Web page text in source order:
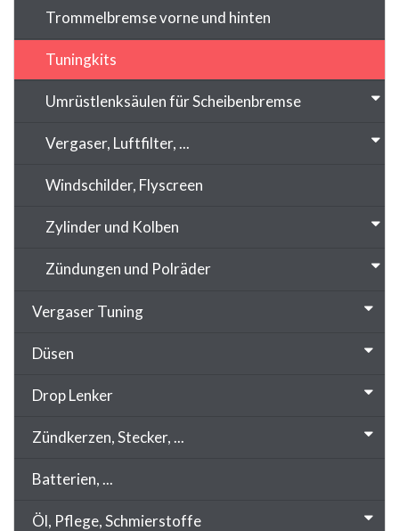
Trommelbremse vorne und hinten
Tuningkits
Umrüstlenksäulen für Scheibenbremse
Vergaser, Luftfilter, ...
Windschilder, Flyscreen
Zylinder und Kolben
Zündungen und Polräder
Vergaser Tuning
Düsen
Drop Lenker
Zündkerzen, Stecker, ...
Batterien, ...
Öl, Pflege, Schmierstoffe